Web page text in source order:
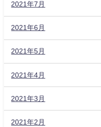
2021年7月
2021年6月
2021年5月
2021年4月
2021年3月
2021年2月